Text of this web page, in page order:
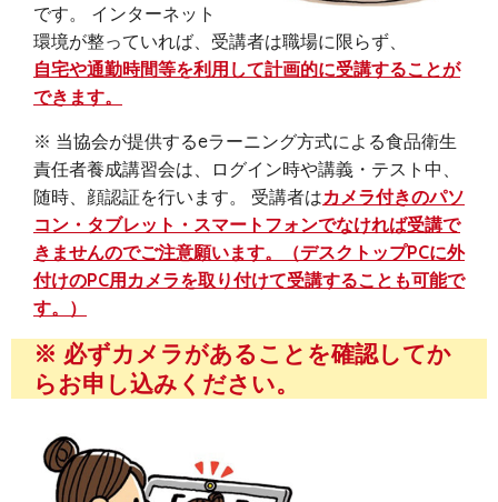
です。 インターネット
環境が整っていれば、受講者は職場に限らず、
自宅や通勤時間等を利用して計画的に受講することが
できます。
※ 当協会が提供するeラーニング方式による食品衛生
責任者養成講習会は、ログイン時や講義・テスト中、
随時、顔認証を行います。 受講者はカメラ付きのパソ
コン・タブレット・スマートフォンでなければ受講で
きませんのでご注意願います。（デスクトップPCに外
付けのPC用カメラを取り付けて受講することも可能で
す。）
※ 必ずカメラがあることを確認してか
らお申し込みください。